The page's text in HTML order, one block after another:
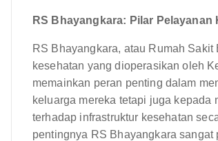
RS Bhayangkara: Pilar
RS Bhayangkara, atau Rumah
kesehatan yang dioperasikan oleh
memainkan peran penting dalam
keluarga mereka tetapi juga
terhadap infrastruktur kesehatan
pentingnya RS Bhayangkara